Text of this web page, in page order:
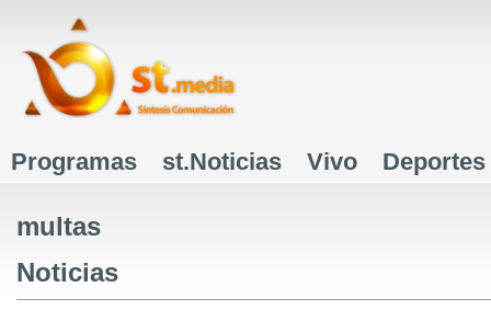
Menú principal
Programas st.Noticias Vivo Deportes
multas
Noticias